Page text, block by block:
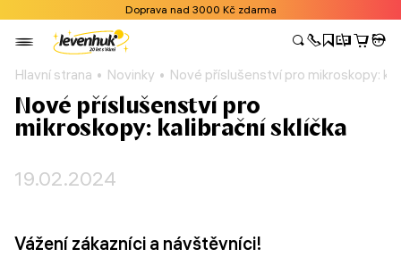
Doprava nad 3000 Kč zdarma
Hlavní strana Novinky Nové příslušenství pro mikroskopy:
Nové příslušenství pro
mikroskopy: kalibrační sklíčka
19.02.2024
Vážení zákazníci a návštěvníci!